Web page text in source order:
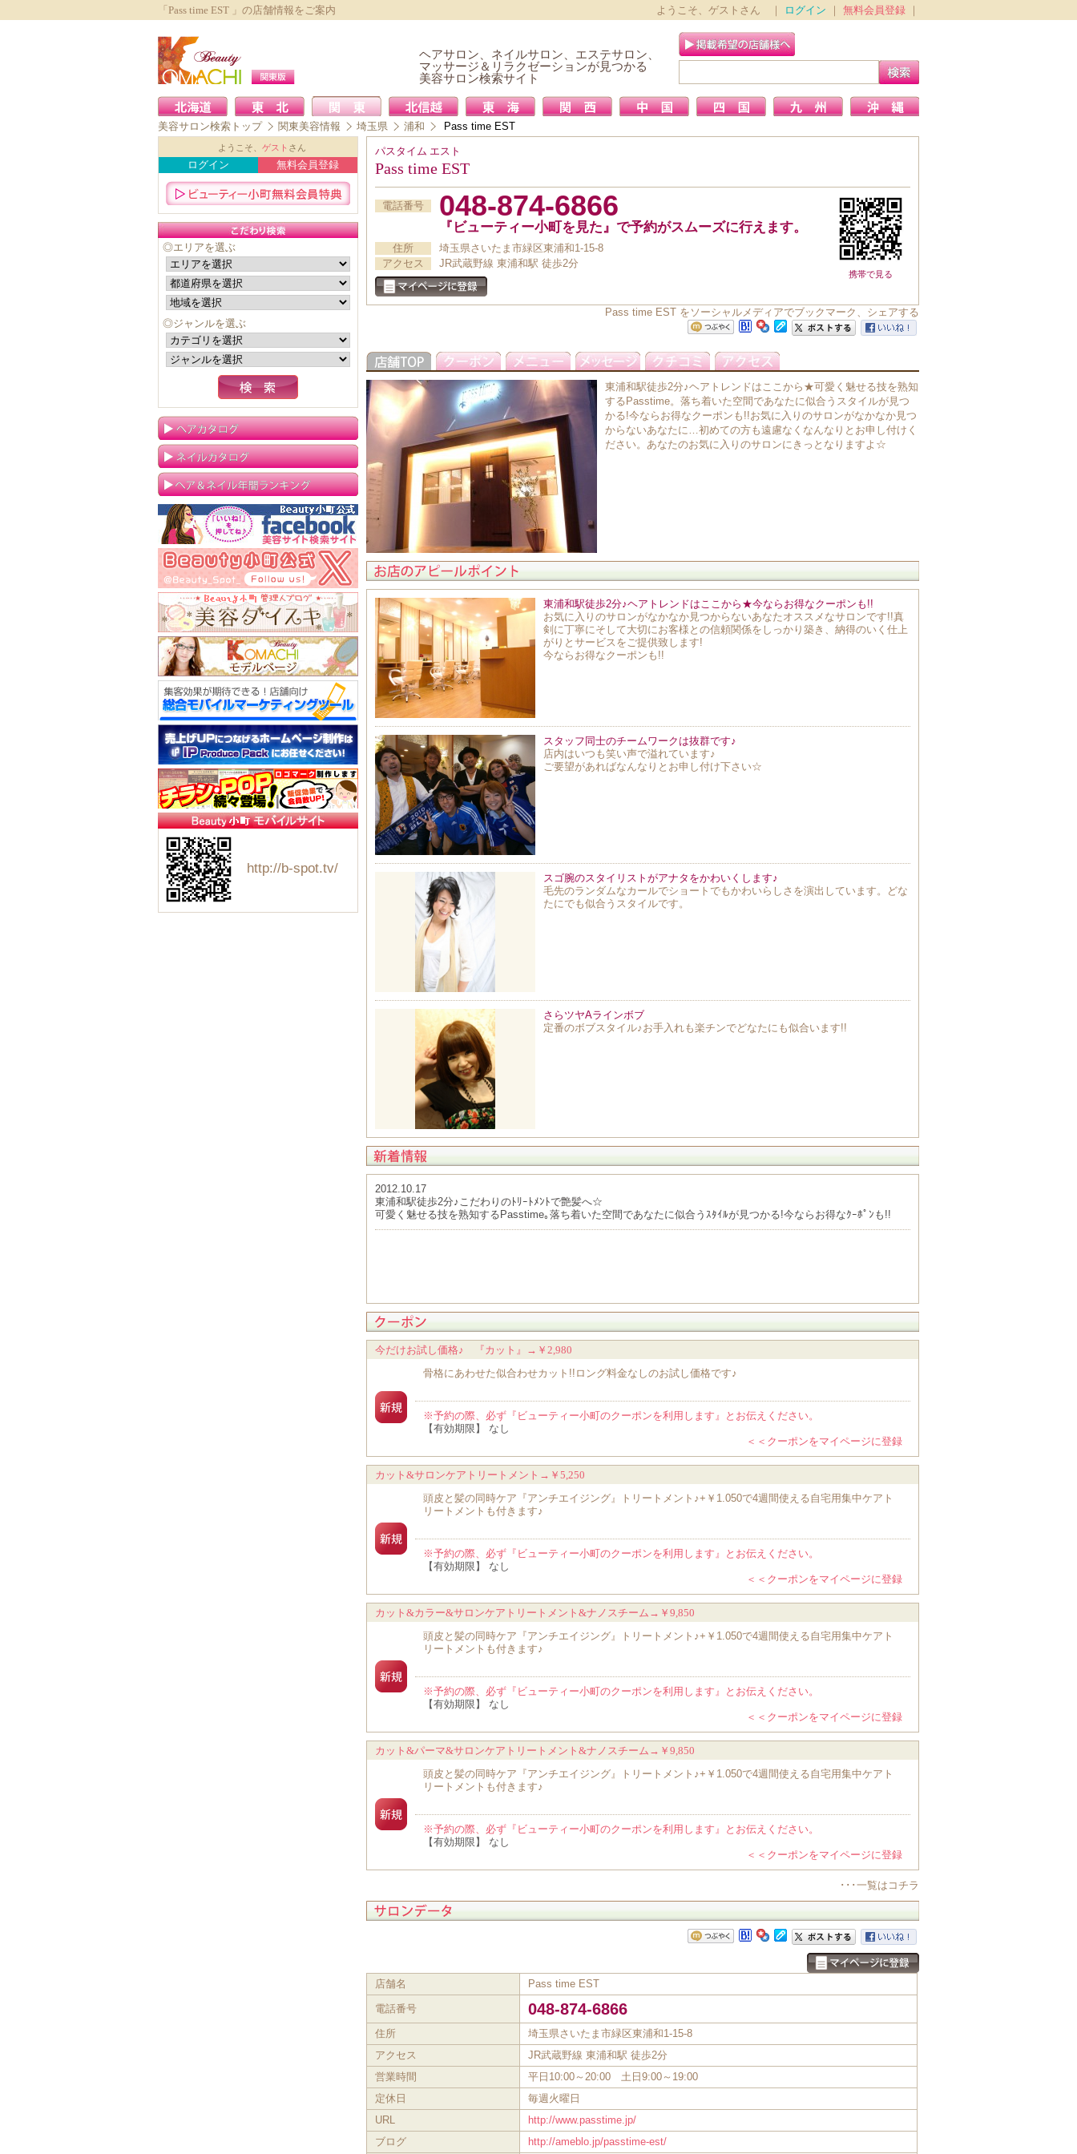
「Pass time EST 」の店舗情報をご案内 ようこそ、ゲストさん ｜ ログイン 無料会員登録
ヘアサロン、ネイルサロン、エステサロン、
マッサージ＆リラクゼーションが見つかる
美容サロン検索サイト
美容サロン検索トップ 関東美容情報 埼玉県 浦和 Pass time EST
パスタイム エスト
Pass time EST
携帯で見る
電話番号 048-874-6866
『ビューティー小町を見た』で予約がスムーズに行えます。
住所
埼玉県さいたま市緑区東浦和1-15-8
アクセス
JR武蔵野線 東浦和駅 徒歩2分
Pass time EST をソーシャルメディアでブックマーク、シェアする
東浦和駅徒歩2分♪ヘアトレンドはここから★可愛く魅せる技を熟知
するPasstime。落ち着いた空間であなたに似合うスタイルが見つ
かる!今ならお得なクーポンも!!お気に入りのサロンがなかなか見つ
からないあなたに…初めての方も遠慮なくなんなりとお申し付けく
ださい。あなたのお気に入りのサロンにきっとなりますよ☆
東浦和駅徒歩2分♪ヘアトレンドはここから★今ならお得なクーポンも!!
お気に入りのサロンがなかなか見つからないあなたオススメなサロンです!!真
剣に丁寧にそして大切にお客様との信頼関係をしっかり築き、納得のいく仕上
がりとサービスをご提供致します!
今ならお得なクーポンも!!
スタッフ同士のチームワークは抜群です♪
店内はいつも笑い声で溢れています♪
ご要望があればなんなりとお申し付け下さい☆
スゴ腕のスタイリストがアナタをかわいくします♪
毛先のランダムなカールでショートでもかわいらしさを演出しています。どな
たにでも似合うスタイルです。
さらツヤAラインボブ
定番のボブスタイル♪お手入れも楽チンでどなたにも似合います!!
2012.10.17
東浦和駅徒歩2分♪こだわりのﾄﾘｰﾄﾒﾝﾄで艶髪へ☆
可愛く魅せる技を熟知するPasstime｡落ち着いた空間であなたに似合うｽﾀｲﾙが見つかる!今ならお得なｸｰﾎﾟﾝも!!
今だけお試し価格♪ 『カット』→￥2,980
骨格にあわせた似合わせカット!!ロング料金なしのお試し価格です♪
※予約の際、必ず『ビューティー小町のクーポンを利用します』とお伝えください。
【有効期限】 なし
＜＜クーポンをマイページに登録
カット&サロンケアトリートメント→￥5,250
頭皮と髪の同時ケア『アンチエイジング』トリートメント♪+￥1.050で4週間使える自宅用集中ケアト
リートメントも付きます♪
※予約の際、必ず『ビューティー小町のクーポンを利用します』とお伝えください。
【有効期限】 なし
＜＜クーポンをマイページに登録
カット&カラー&サロンケアトリートメント&ナノスチーム→￥9,850
頭皮と髪の同時ケア『アンチエイジング』トリートメント♪+￥1.050で4週間使える自宅用集中ケアト
リートメントも付きます♪
※予約の際、必ず『ビューティー小町のクーポンを利用します』とお伝えください。
【有効期限】 なし
＜＜クーポンをマイページに登録
カット&パーマ&サロンケアトリートメント&ナノスチーム→￥9,850
頭皮と髪の同時ケア『アンチエイジング』トリートメント♪+￥1.050で4週間使える自宅用集中ケアト
リートメントも付きます♪
※予約の際、必ず『ビューティー小町のクーポンを利用します』とお伝えください。
【有効期限】 なし
＜＜クーポンをマイページに登録
･･･一覧はコチラ
店舗名 Pass time EST
電話番号 048-874-6866
住所
埼玉県さいたま市緑区東浦和1-15-8
アクセス
JR武蔵野線 東浦和駅 徒歩2分
営業時間
平日10:00～20:00 土日9:00～19:00
定休日
毎週火曜日
URL
http://www.passtime.jp/
ブログ
http://ameblo.jp/passtime-est/
ようこそ、 ゲスト さん
ログイン 無料会員登録
◎エリアを選ぶ
◎ジャンルを選ぶ
http://b-spot.tv/